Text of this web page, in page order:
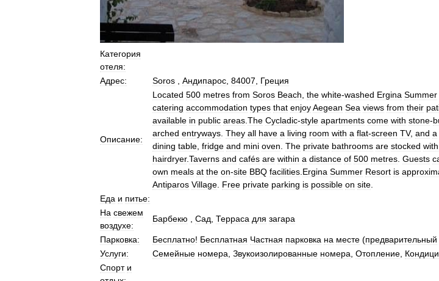
Категория
отеля:
Адрес:
Soros Андипарос 84007 Греция
Описание:
Located 500 metres from Soros Beach the white-washed Ergina Summer
catering accommodation types that enjoyAegean Sea views from their
available in public areas The Cycladic-style apartments come with stone-
arched entryways They all have a living room with a flat-screen TV, and a
dining table fridge and mini oven The private bathrooms are stocked with
hairdryer.Taverns and cafés are within a distance of 500 metres Guests
own meals at the on-site BBQ facilities Ergina Summer Resort is
Antiparos Village Free private parking is possible on site
Еда и питье:
На свежем
воздухе:
Барбекю Сад Терраса для загара
Парковка: Бесплатно! Бесплатная Частная парковка на месте (предварительный
Услуги:
Семейные номера Звукоизолированные номера Отопление
Спорт и